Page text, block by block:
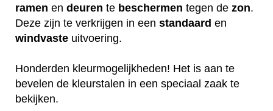
ramen en deuren te beschermen tegen de zon.
Deze zijn te verkrijgen in een standaard en
windvaste uitvoering.
Honderden kleurmogelijkheden! Het is aan te
bevelen de kleurstalen in een speciaal zaak te
bekijken.